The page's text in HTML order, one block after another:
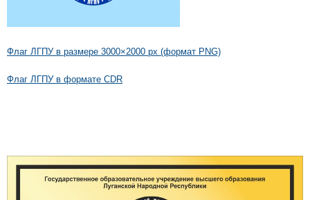
Флаг ЛГПУ в размере 3000×2000 px (формат PNG)
Флаг ЛГПУ в формате CDR